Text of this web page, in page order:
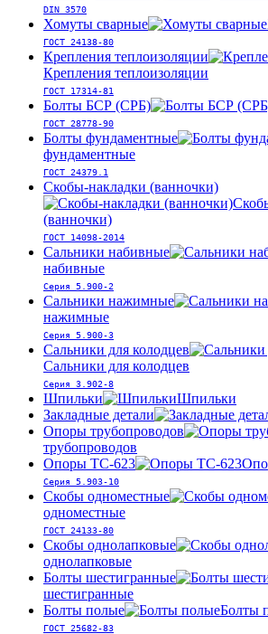
DIN 3570
Хомуты сварные
ГОСТ 24138-80
Крепления теплоизоляции
Крепления теплоизоляции
ГОСТ 17314-81
Болты БСР (СРБ)
ГОСТ 28778-90
Болты фундаментные
фундаментные
ГОСТ 24379.1
Скобы-накладки (ванночки)
(ванночки)
ГОСТ 14098-2014
Сальники набивные
набивные
Серия 5.900-2
Сальники нажимные
нажимные
Серия 5.900-3
Сальники для колодцев
Сальники для колодцев
Серия 3.902-8
Шпильки
Шпильки
Закладные детали
Опоры трубопроводов
трубопроводов
Опоры ТС-623
Серия 5.903-10
Скобы одноместные
одноместные
ГОСТ 24133-80
Скобы однолапковые
однолапковые
Болты шестигранные
шестигранные
Болты полые
Болты
ГОСТ 25682-83